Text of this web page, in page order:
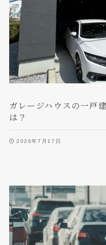
ガレージハウスの一戸
は？
2026年7月17日